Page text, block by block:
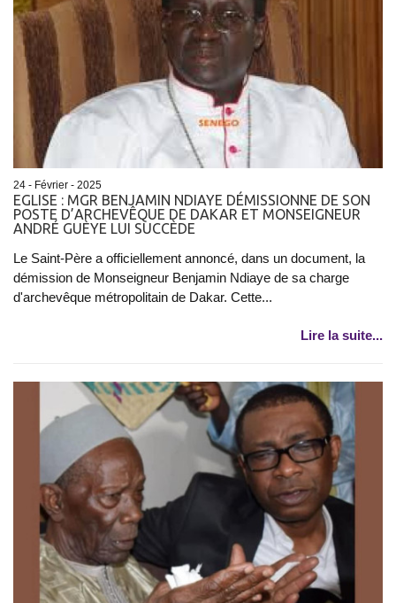
24 - Février - 2025
EGLISE : MGR BENJAMIN NDIAYE DÉMISSIONNE DE SON
POSTE D’ARCHEVÊQUE DE DAKAR ET MONSEIGNEUR
ANDRÉ GUÈYE LUI SUCCÈDE
Le Saint-Père a officiellement annoncé, dans un document, la
démission de Monseigneur Benjamin Ndiaye de sa charge
d'archevêque métropolitain de Dakar. Cette...
Lire la suite...